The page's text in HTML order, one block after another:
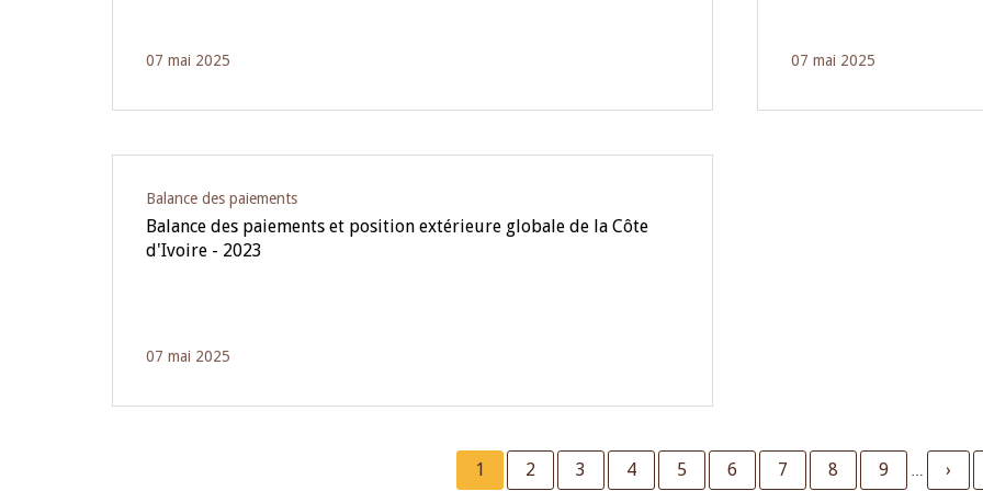
07 mai 2025 07 mai 2025
Balance des paiements
Balance des paiements et position extérieure globale de la Côte
d'Ivoire - 2023
07 mai 2025
Current
1 Page
2 Page
3 Page
4 Page
5 Page
6 Page
7 Page
8 Page
9 …
Next
›